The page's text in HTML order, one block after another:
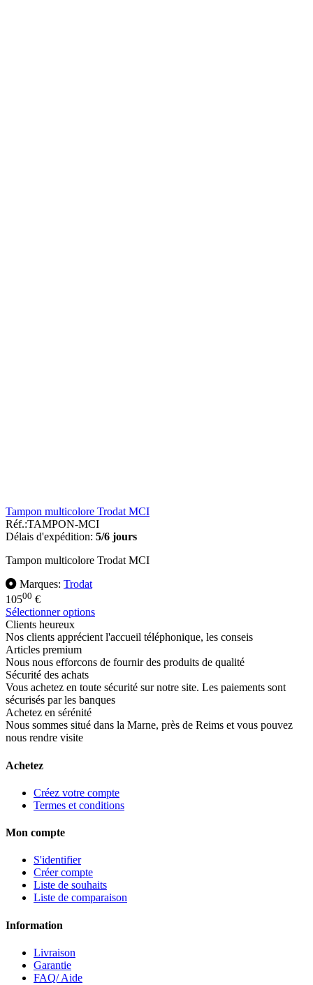
Tampon multicolore Trodat MCI
Réf.:TAMPON-MCI
Délais d'expédition: 5/6 jours
Tampon multicolore Trodat MCI
Marques: Trodat
10500 €
Sélectionner options
Clients heureux
Nos clients apprécient l'accueil téléphonique, les conseis
Articles premium
Nous nous efforcons de fournir des produits de qualité
Sécurité des achats
Vous achetez en toute sécurité sur notre site. Les paiements sont
sécurisés par les banques
Achetez en sérénité
Nous sommes situé dans la Marne, près de Reims et vous pouvez
nous rendre visite
Achetez
Créez votre compte
Termes et conditions
Mon compte
S'identifier
Créer compte
Liste de souhaits
Liste de comparaison
Information
Livraison
Garantie
FAQ/ Aide